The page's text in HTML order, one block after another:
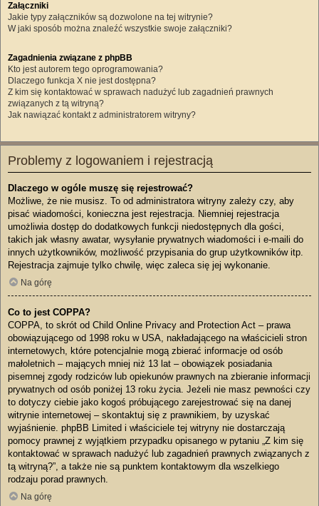
Załączniki
Jakie typy załączników są dozwolone na tej witrynie?
W jaki sposób można znaleźć wszystkie swoje załączniki?
Zagadnienia związane z phpBB
Kto jest autorem tego oprogramowania?
Dlaczego funkcja X nie jest dostępna?
Z kim się kontaktować w sprawach nadużyć lub zagadnień prawnych
związanych z tą witryną?
Jak nawiązać kontakt z administratorem witryny?
Problemy z logowaniem i rejestracją
Dlaczego w ogóle muszę się rejestrować?
Możliwe, że nie musisz. To od administratora witryny zależy czy, aby
pisać wiadomości, konieczna jest rejestracja. Niemniej rejestracja
umożliwia dostęp do dodatkowych funkcji niedostępnych dla gości,
takich jak własny awatar, wysyłanie prywatnych wiadomości i e-maili do
innych użytkowników, możliwość przypisania do grup użytkowników itp.
Rejestracja zajmuje tylko chwilę, więc zaleca się jej wykonanie.
Na górę
Co to jest COPPA?
COPPA, to skrót od Child Online Privacy and Protection Act – prawa
obowiązującego od 1998 roku w USA, nakładającego na właścicieli stron
internetowych, które potencjalnie mogą zbierać informacje od osób
małoletnich – mających mniej niż 13 lat – obowiązek posiadania
pisemnej zgody rodziców lub opiekunów prawnych na zbieranie informacji
prywatnych od osób poniżej 13 roku życia. Jeżeli nie masz pewności czy
to dotyczy ciebie jako kogoś próbującego zarejestrować się na danej
witrynie internetowej – skontaktuj się z prawnikiem, by uzyskać
wyjaśnienie. phpBB Limited i właściciele tej witryny nie dostarczają
pomocy prawnej z wyjątkiem przypadku opisanego w pytaniu „Z kim się
kontaktować w sprawach nadużyć lub zagadnień prawnych związanych z
tą witryną?”, a także nie są punktem kontaktowym dla wszelkiego
rodzaju porad prawnych.
Na górę